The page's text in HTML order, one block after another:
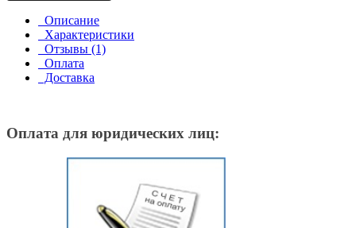
Описание
Характеристики
Отзывы (1)
Оплата
Доставка
Оплата для юридических лиц: